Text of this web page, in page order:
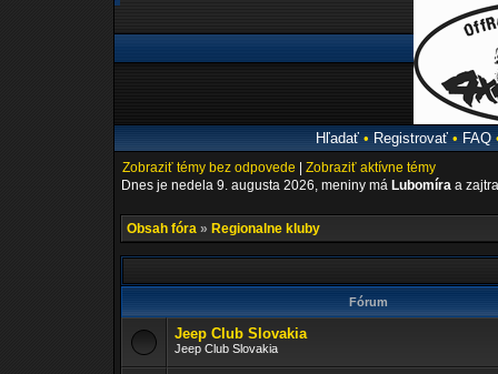
Hľadať• Registrovať• FAQ
Zobraziť témy bez odpovede
Zobraziť aktívne témy
Dnes je nedela 9. augusta 2026, meniny má Lubomíra a
Obsah fóra » Regionalne kluby
Fórum
Jeep Club Slovakia
Jeep Club Slovakia